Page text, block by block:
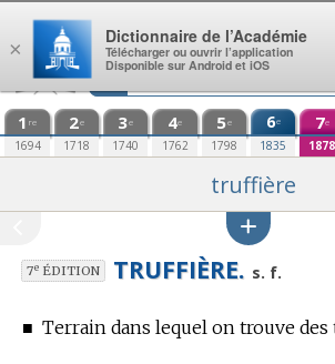
Aller au contenu
1 re
1694
2e
1718
3e
1740
4e
1762
5e
1798
6e
1835
7e
1878
truffière
7eÉDITION TRUFFIÈRE. s. f.
■ Terrain dans lequel on trouve des
×
Dictionnaire de l’Académie
Télécharger ou ouvrir l’application
Disponible sur Android et iOS